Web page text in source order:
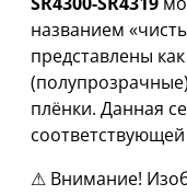
названием
представлены
плёнки. Данная
⚠ Внимание!